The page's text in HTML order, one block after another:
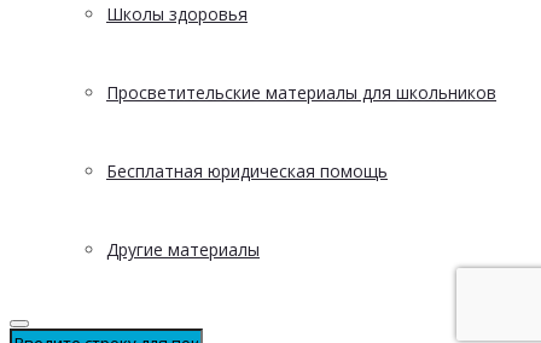
Школы здоровья
Просветительские материалы для школьников
Бесплатная юридическая помощь
Другие материалы